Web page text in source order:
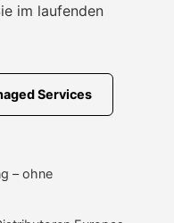
im laufenden
Services
– ohne